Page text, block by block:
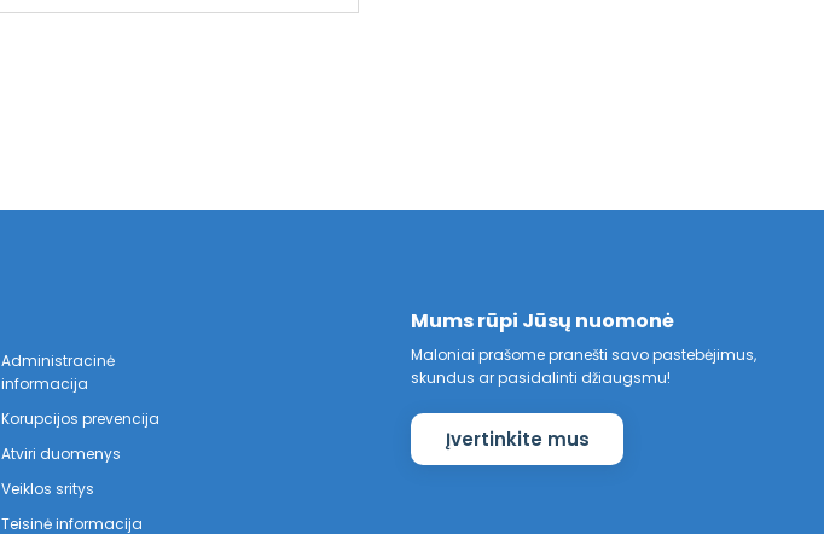
Administracinė
informacija
Korupcijos prevencija
Atviri duomenys
Veiklos sritys
Teisinė informacija
Mums rūpi Jūsų nuomonė
Maloniai prašome pranešti savo pastebėjimus,
skundus ar pasidalinti džiaugsmu!
Įvertinkite mus